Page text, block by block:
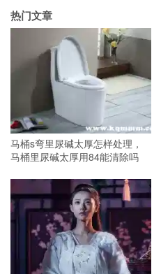
热门文章
马桶s弯里尿碱太厚怎样处理，
马桶里尿碱太厚用84能清除吗